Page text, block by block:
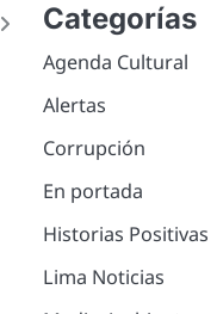
Categorías
Agenda Cultural
Alertas
Corrupción
En portada
Historias Positivas
Lima Noticias